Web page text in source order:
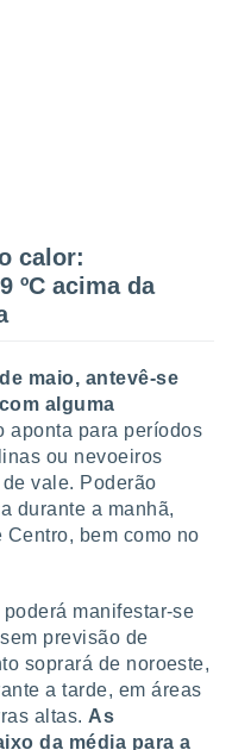
calor:
ºC acima da
maio, antevê-se
alguma
aponta para períodos
ou nevoeiros
vale. Poderão
durante a manhã,
bem como no
manifestar-se
previsão de
soprará de noroeste,
a tarde, em áreas
altas. As
da média para a